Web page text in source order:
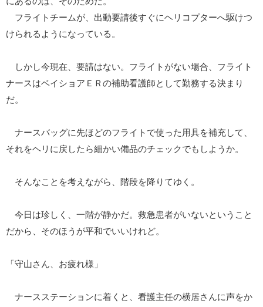
フライトチームが、出動要請後すぐにヘリコプターへ駆けつ
けられるようになっている。
しかし今現在、要請はない。フライトがない場合、フライト
ナースはベイショアＥＲの補助看護師として勤務する決まり
だ。
ナースバッグに先ほどのフライトで使った用具を補充して、
それをヘリに戻したら細かい備品のチェックでもしようか。
そんなことを考えながら、階段を降りてゆく。
今日は珍しく、一階が静かだ。救急患者がいないということ
だから、そのほうが平和でいいけれど。
「守山さん、お疲れ様」
ナースステーションに着くと、看護主任の横居さんに声をか